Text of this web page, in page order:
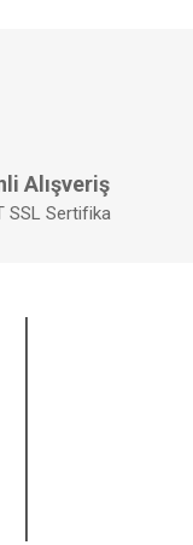
Alışveriş
SSL Sertifika